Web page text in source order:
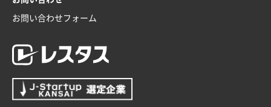
値段が安かった。
兵庫県のお客様
スタンダードメモ100P
ロゴが入れられること
お問い合わせフォーム